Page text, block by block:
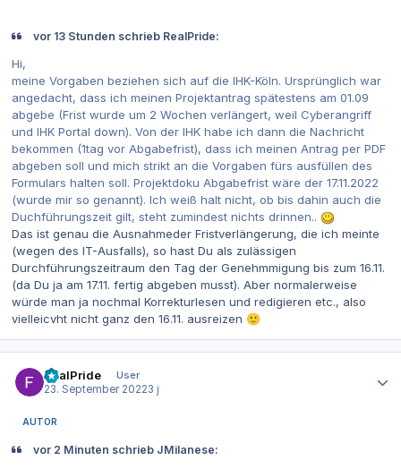
vor 13 Stunden schrieb RealPride:
Hi,
meine Vorgaben beziehen sich auf die IHK-Köln. Ursprünglich war
angedacht, dass ich meinen Projektantrag spätestens am 01.09
abgebe (Frist wurde um 2 Wochen verlängert, weil Cyberangriff
und IHK Portal down). Von der IHK habe ich dann die Nachricht
bekommen (1tag vor Abgabefrist), dass ich meinen Antrag per PDF
abgeben soll und mich strikt an die Vorgaben fürs ausfüllen des
Formulars halten soll. Projektdoku Abgabefrist wäre der 17.11.2022
(wurde mir so genannt). Ich weiß halt nicht, ob bis dahin auch die
Duchführungszeit gilt, steht zumindest nichts drinnen..
Das ist genau die Ausnahmeder Fristverlängerung, die ich meinte
(wegen des IT-Ausfalls), so hast Du als zulässigen
Durchführungszeitraum den Tag der Genehmmigung bis zum 16.11.
(da Du ja am 17.11. fertig abgeben musst). Aber normalerweise
würde man ja nochmal Korrekturlesen und redigieren etc., also
vielleicvht nicht ganz den 16.11. ausreizen 🙂
RealPride
User
23. September 20223 j
AUTOR
vor 2 Minuten schrieb JMilanese: